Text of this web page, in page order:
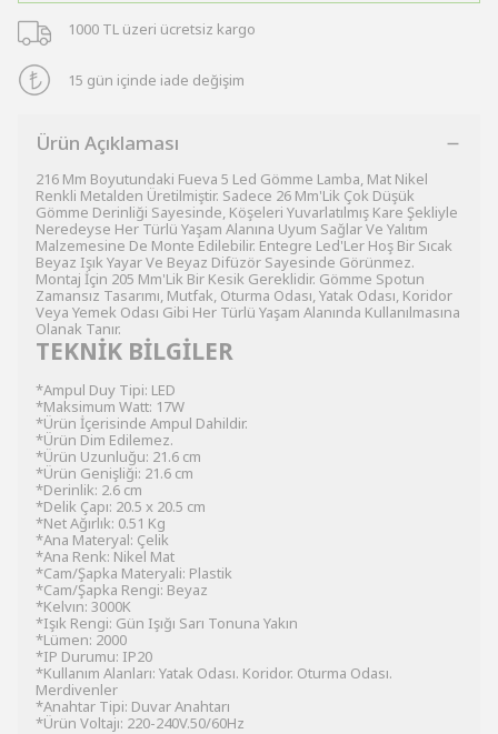
1000 TL üzeri ücretsiz kargo
15 gün içinde iade değişim
Ürün Açıklaması
216 Mm Boyutundaki Fueva 5 Led Gömme Lamba, Mat Nikel
Renkli Metalden Üretilmiştir. Sadece 26 Mm'Lik Çok Düşük
Gömme Derinliği Sayesinde, Köşeleri Yuvarlatılmış Kare Şekliyle
Neredeyse Her Türlü Yaşam Alanına Uyum Sağlar Ve Yalıtım
Malzemesine De Monte Edilebilir. Entegre Led'Ler Hoş Bir Sıcak
Beyaz Işık Yayar Ve Beyaz Difüzör Sayesinde Görünmez.
Montaj İçin 205 Mm'Lik Bir Kesik Gereklidir. Gömme Spotun
Zamansız Tasarımı, Mutfak, Oturma Odası, Yatak Odası, Koridor
Veya Yemek Odası Gibi Her Türlü Yaşam Alanında Kullanılmasına
Olanak Tanır.
TEKNİK BİLGİLER
*Ampul Duy Tipi: LED
*Maksimum Watt: 17W
*Ürün İçerisinde Ampul Dahildir.
*Ürün Dim Edilemez.
*Ürün Uzunluğu: 21.6 cm
*Ürün Genişliği: 21.6 cm
*Derinlik: 2.6 cm
*Delik Çapı: 20.5 x 20.5 cm
*Net Ağırlık: 0.51 Kg
*Ana Materyal: Çelik
*Ana Renk: Nikel Mat
*Cam/Şapka Materyali: Plastik
*Cam/Şapka Rengi: Beyaz
*Kelvın: 3000K
*Işık Rengi: Gün Işığı Sarı Tonuna Yakın
*Lümen: 2000
*IP Durumu: IP20
*Kullanım Alanları: Yatak Odası. Koridor. Oturma Odası.
Merdivenler
*Anahtar Tipi: Duvar Anahtarı
*Ürün Voltajı: 220-240V.50/60Hz